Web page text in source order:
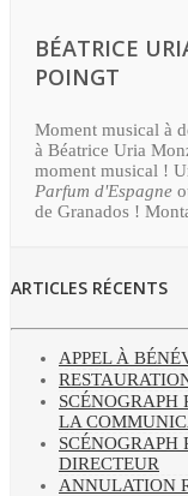
BÉATRICE
POINGT
Moment musical à
à Béatrice Uria
moment musical !
Parfum d'Espagne
de Granados !
ARTICLES RÉCENTS
APPEL À
SCÉNOGRAPH
LA
SCÉNOGRAPH
DIRECTEUR
ANNULATION